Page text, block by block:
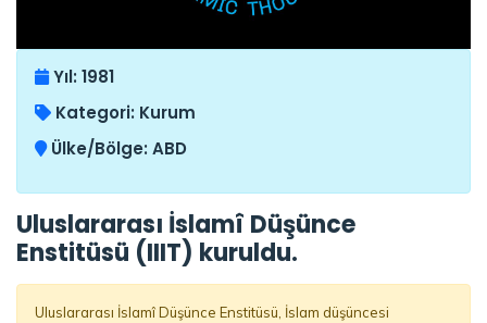
Yıl: 1981
Kategori: Kurum
Ülke/Bölge: ABD
Uluslararası İslamî Düşünce
Enstitüsü (IIIT) kuruldu.
Uluslararası İslamî Düşünce Enstitüsü, İslam düşüncesi